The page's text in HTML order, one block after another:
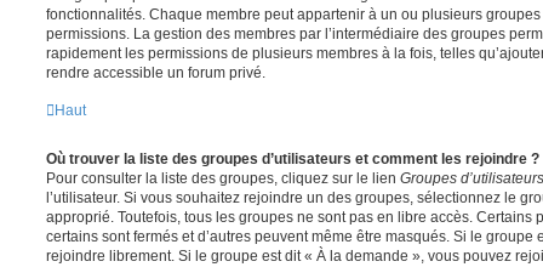
fonctionnalités. Chaque membre peut appartenir à un ou plusieurs
permissions. La gestion des membres par l’intermédiaire des groupes
rapidement les permissions de plusieurs membres à la fois, telles
rendre accessible un forum privé.
Haut
Où trouver la liste des groupes d’utilisateurs et comment les rejoindre ?
Pour consulter la liste des groupes, cliquez sur le lien Groupes d’utilisateurs
l’utilisateur. Si vous souhaitez rejoindre un des groupes, sélectionnez le
approprié. Toutefois, tous les groupes ne sont pas en libre accès. Certains
certains sont fermés et d’autres peuvent même être masqués. Si le groupe
rejoindre librement. Si le groupe est dit « À la demande », vous pouvez